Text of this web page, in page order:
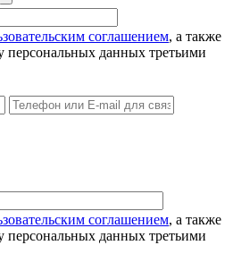
соглашением, а также
персональных данных третьими
соглашением, а также
персональных данных третьими